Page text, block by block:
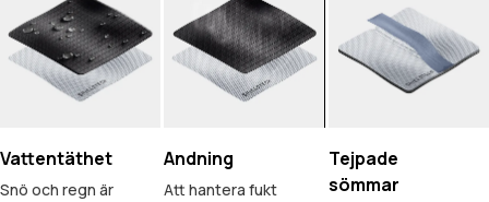
Vattentäthet
Snö och regn är
Andning
Att hantera fukt
Tejpade
sömmar